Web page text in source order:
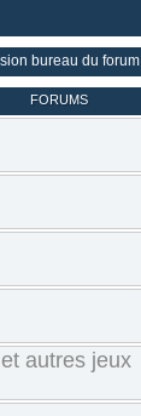
bureau du forum
FORUMS
autres jeux